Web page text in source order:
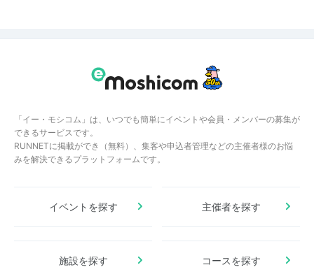
「イー・モシコム」は、いつでも簡単にイベントや会員・メンバーの募集が
できるサービスです。
RUNNETに掲載ができ（無料）、集客や申込者管理などの主催者様のお悩
みを解決できるプラットフォームです。
イベントを探す 主催者を探す
施設を探す コースを探す